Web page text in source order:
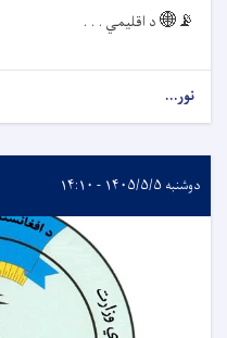
📡🌐د اقلیمي . . .
نور...
دوشنبه ۱۴۰۵/۵/۵ - ۱۴:۱۰